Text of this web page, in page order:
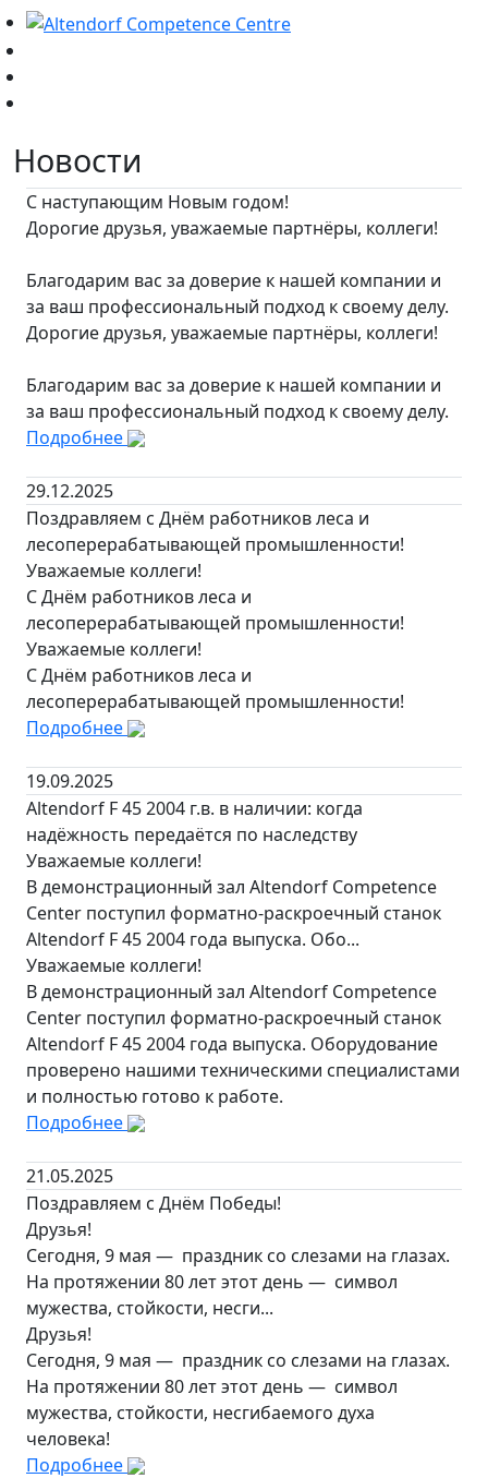
Новости
С наступающим Новым годом!
Дорогие друзья, уважаемые партнёры, коллеги!
Благодарим вас за доверие к нашей компании и
за ваш профессиональный подход к своему делу.
Дорогие друзья, уважаемые партнёры, коллеги!
Благодарим вас за доверие к нашей компании и
за ваш профессиональный подход к своему делу.
Подробнее
29.12.2025
Поздравляем с Днём работников леса и
лесоперерабатывающей промышленности!
Уважаемые коллеги!
С Днём работников леса и
лесоперерабатывающей промышленности!
Уважаемые коллеги!
С Днём работников леса и
лесоперерабатывающей промышленности!
Подробнее
19.09.2025
Altendorf F 45 2004 г.в. в наличии: когда
надёжность передаётся по наследству
Уважаемые коллеги!
В демонстрационный зал Altendorf Competence
Center поступил форматно-раскроечный станок
Altendorf F 45 2004 года выпуска. Обо...
Уважаемые коллеги!
В демонстрационный зал Altendorf Competence
Center поступил форматно-раскроечный станок
Altendorf F 45 2004 года выпуска. Оборудование
проверено нашими техническими специалистами
и полностью готово к работе.
Подробнее
21.05.2025
Поздравляем с Днём Победы!
Друзья!
Сегодня, 9 мая — праздник со слезами на глазах.
На протяжении 80 лет этот день — символ
мужества, стойкости, несги...
Друзья!
Сегодня, 9 мая — праздник со слезами на глазах.
На протяжении 80 лет этот день — символ
мужества, стойкости, несгибаемого духа
человека!
Подробнее